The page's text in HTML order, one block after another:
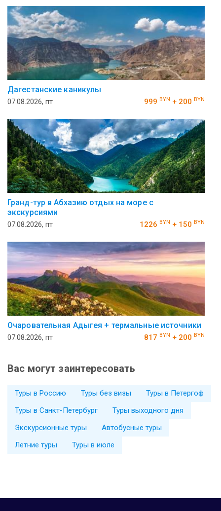
Дагестанские каникулы
07.08.2026, пт 999 BYN + 200 BYN
Гранд-тур в Абхазию отдых на море с
экскурсиями
07.08.2026, пт 1226 BYN + 150 BYN
Очаровательная Адыгея + термальные источники
07.08.2026, пт 817 BYN + 200 BYN
Вас могут заинтересовать
Туры в Россию Туры без визы
Туры в Петергоф
Туры в Санкт-Петербург
Туры выходного дня
Экскурсионные туры
Автобусные туры
Летние туры
Туры в июле